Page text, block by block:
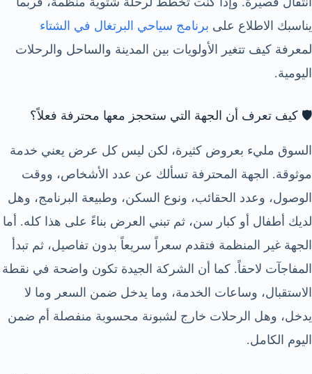
يناسبك الاطلاع على برنامج سياحي البرتغال في الشتاء
لمعرفة كيف تتغير الأولويات بين المدينة والساحل والرحلات
اليومية.
🛡️ كيف تعرف أن الجهة التي ستحجز معها محترفة فعلاً؟
السوق مليء بعروض كثيرة، لكن ليس كل عرض يعني خدمة
موثوقة. الجهة المحترفة تسألك عن عدد الأشخاص، ووقت
الوصول، وعدد الحقائب، ونوع السكن، وطبيعة البرنامج، وهل
لديك أطفال أو كبار سن، ثم تبني العرض بناءً على هذا كله. أما
الجهة غير المنظمة فتقدم سعراً سريعاً بدون تفاصيل، ثم تبدأ
المفاجآت لاحقاً. كما أن الشركة الجيدة تكون واضحة في نقطة
الاستقبال، وساعات الخدمة، وما يدخل ضمن السعر وما لا
يدخل، وهل الرحلات خارج لشبونة محسوبة منفصلة أم ضمن
اليوم الكامل.